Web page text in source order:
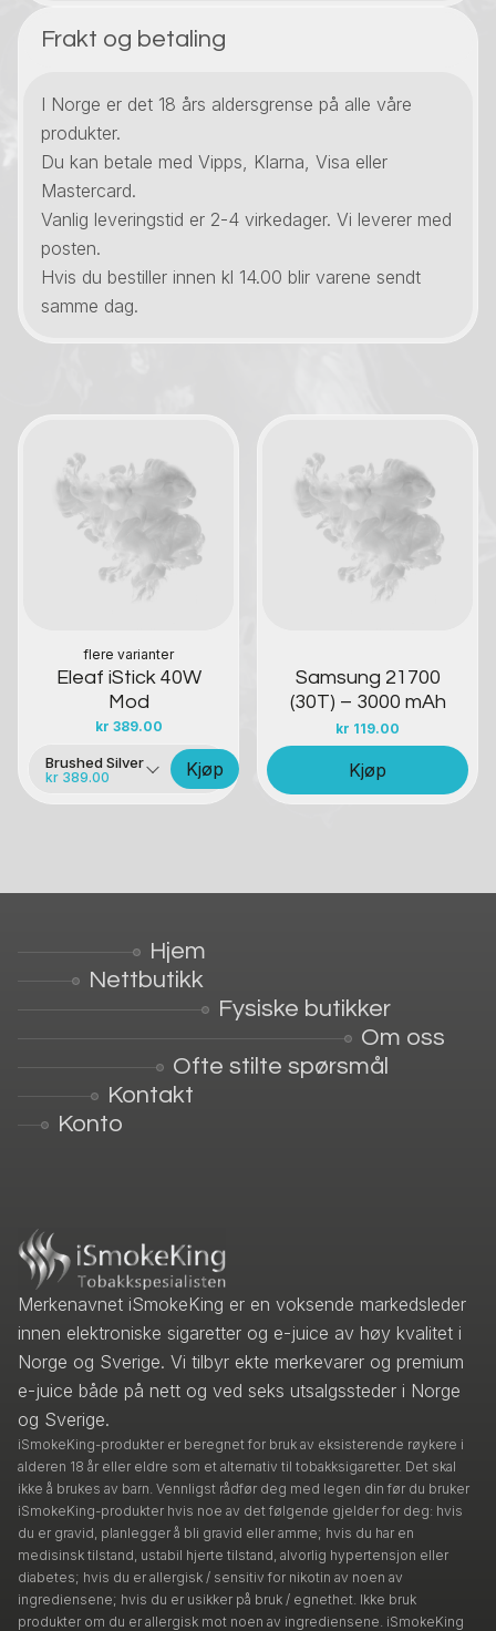
Frakt og betaling
I Norge er det 18 års aldersgrense på alle våre
produkter.
Du kan betale med Vipps, Klarna, Visa eller
Mastercard.
Vanlig leveringstid er 2-4 virkedager. Vi leverer med
posten.
Hvis du bestiller innen kl 14.00 blir varene sendt
samme dag.
flere varianter
Eleaf iStick 40W
Mod
kr 389.00
Kontakt oss
Brushed Silver
kr 389.00 Kjøp
Samsung 21700
(30T) – 3000 mAh
kr 119.00
Kontakt oss
Kjøp
Hjem
Nettbutikk
Fysiske butikker
Om oss
Ofte stilte spørsmål
Kontakt
Konto
Merkenavnet iSmokeKing er en voksende markedsleder
innen elektroniske sigaretter og e-juice av høy kvalitet i
Norge og Sverige. Vi tilbyr ekte merkevarer og premium
e-juice både på nett og ved seks utsalgssteder i Norge
og Sverige.
iSmokeKing-produkter er beregnet for bruk av eksisterende røykere i
alderen 18 år eller eldre som et alternativ til tobakksigaretter. Det skal
ikke å brukes av barn. Vennligst rådfør deg med legen din før du bruker
iSmokeKing-produkter hvis noe av det følgende gjelder for deg: hvis
du er gravid, planlegger å bli gravid eller amme; hvis du har en
medisinsk tilstand, ustabil hjerte tilstand, alvorlig hypertensjon eller
diabetes; hvis du er allergisk / sensitiv for nikotin av noen av
ingrediensene; hvis du er usikker på bruk / egnethet. Ikke bruk
produkter om du er allergisk mot noen av ingrediensene. iSmokeKing